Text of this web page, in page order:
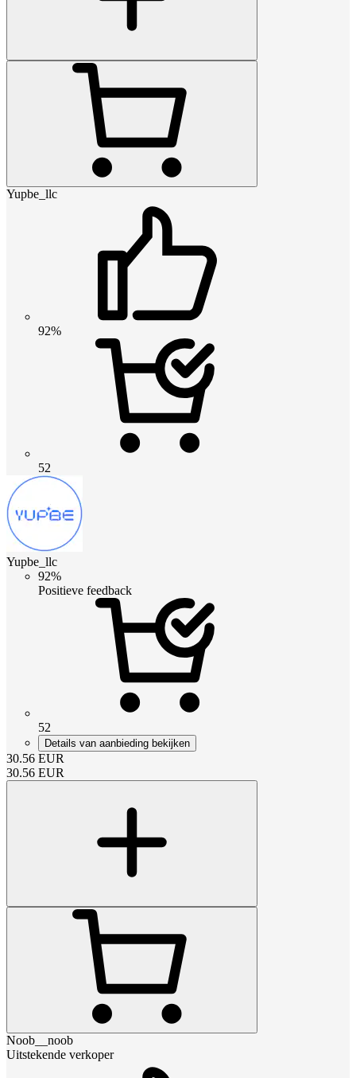
Yupbe_llc
92%
52
Yupbe_llc
92%
Positieve feedback
52
Details van aanbieding bekijken
30.56 EUR
30.56 EUR
Noob__noob
Uitstekende verkoper